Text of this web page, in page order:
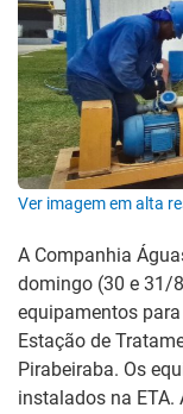
Ver imagem em alta
A Companhia
domingo (30 e 31/
equipamentos
Estação de
Pirabeiraba. Os
instalados na ETA.